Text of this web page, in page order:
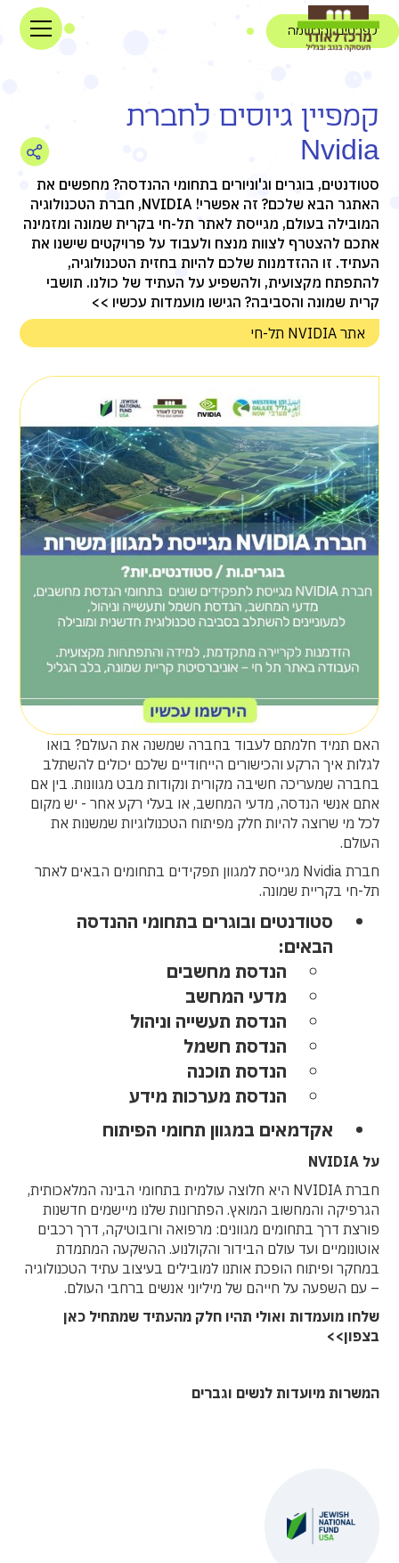
לפרטים והרשמה
קמפיין גיוסים לחברת
Nvidia
סטודנטים, בוגרים וג'וניורים בתחומי ההנדסה? מחפשים את
האתגר הבא שלכם? זה אפשרי! NVIDIA, חברת הטכנולוגיה
המובילה בעולם, מגייסת לאתר תל-חי בקרית שמונה ומזמינה
אתכם להצטרף לצוות מנצח ולעבוד על פרויקטים שישנו את
העתיד. זו ההזדמנות שלכם להיות בחזית הטכנולוגיה,
להתפתח מקצועית, ולהשפיע על העתיד של כולנו. תושבי
קרית שמונה והסביבה? הגישו מועמדות עכשיו >>
אתר NVIDIA תל-חי
האם תמיד חלמתם לעבוד בחברה שמשנה את העולם? בואו
לגלות איך הרקע והכישורים הייחודיים שלכם יכולים להשתלב
בחברה שמעריכה חשיבה מקורית ונקודות מבט מגוונות. בין אם
אתם אנשי הנדסה, מדעי המחשב, או בעלי רקע אחר - יש מקום
לכל מי שרוצה להיות חלק מפיתוח הטכנולוגיות שמשנות את
העולם.
חברת Nvidia מגייסת למגוון תפקידים בתחומים הבאים לאתר
תל-חי בקריית שמונה.
סטודנטים ובוגרים בתחומי ההנדסה
הבאים:
הנדסת מחשבים
מדעי המחשב
הנדסת תעשייה וניהול
הנדסת חשמל
הנדסת תוכנה
הנדסת מערכות מידע
אקדמאים במגוון תחומי הפיתוח
על NVIDIA
חברת NVIDIA היא חלוצה עולמית בתחומי הבינה המלאכותית,
הגרפיקה והמחשוב המואץ. הפתרונות שלנו מיישמים חדשנות
פורצת דרך בתחומים מגוונים: מרפואה ורובוטיקה, דרך רכבים
אוטונומיים ועד עולם הבידור והקולנוע. ההשקעה המתמדת
במחקר ופיתוח הופכת אותנו למובילים בעיצוב עתיד הטכנולוגיה
– עם השפעה על חייהם של מיליוני אנשים ברחבי העולם.
שלחו מועמדות ואולי תהיו חלק מהעתיד שמתחיל כאן
בצפון>>
המשרות מיועדות לנשים וגברים